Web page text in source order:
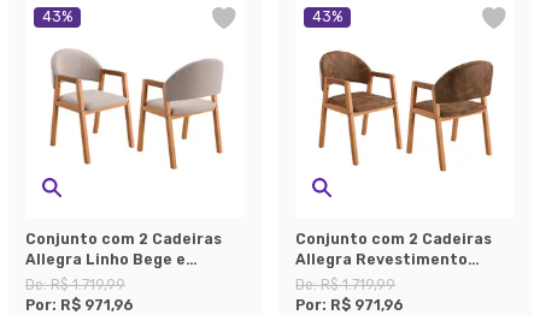
43%
Conjunto com 2 Cadeiras
Allegra Linho Bege e
Amadeirado
De:R$ 1.719,99
Por: R$ 971,96
43%
Conjunto com 2 Cadeiras
Allegra Revestimento
Sintético Marrom e
Amadeirado
De:R$ 1.719,99
Por: R$ 971,96